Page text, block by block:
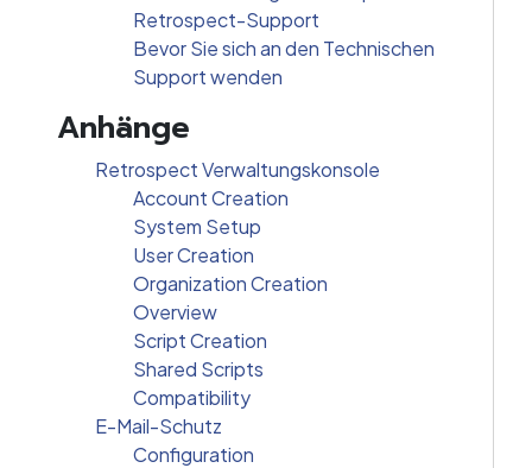
Retrospect-Support
Bevor Sie sich an den Technischen
Support wenden
Anhänge
Retrospect Verwaltungskonsole
Account Creation
System Setup
User Creation
Organization Creation
Overview
Script Creation
Shared Scripts
Compatibility
E-Mail-Schutz
Configuration